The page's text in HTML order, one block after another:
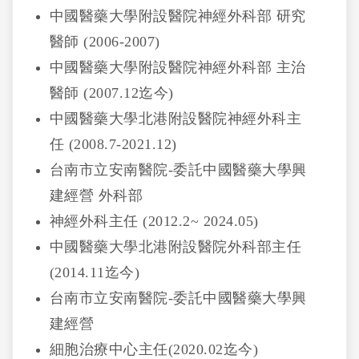
中國醫藥大學附設醫院神經外科部 研究
醫師 (2006-2007)
中國醫藥大學附設醫院神經外科部 主治
醫師 (2007.12迄今)
中國醫藥大學北港附設醫院神經外科主
任 (2008.7-2021.12)
台南市立安南醫院-委託中國醫藥大學興
建經營 外科部
神經外科主任 (2012.2~ 2024.05)
中國醫藥大學北港附設醫院外科部主任
(2014.11迄今)
台南市立安南醫院-委託中國醫藥大學興
建經營
細胞治療中心主任(2020.02迄今)